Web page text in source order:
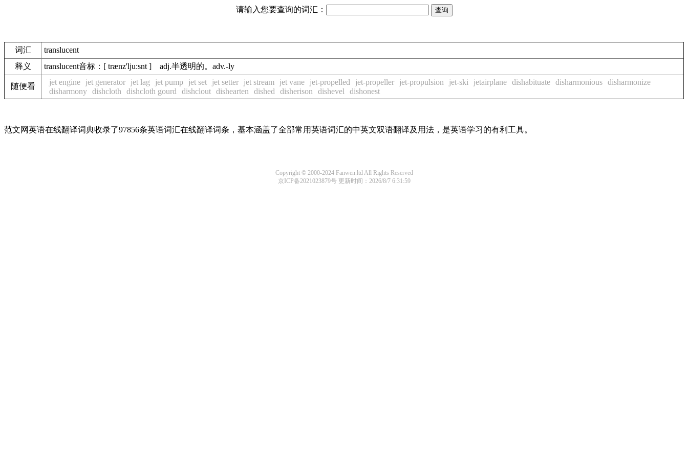
请输入您要查询的词汇：
词汇
translucent
释义
translucent音标：[ trænz'lju:snt ] adj.半透明的。adv.-ly
随便看 jet engine jet generator jet lag jet pump jet set jet setter jet stream jet vane jet-propelled jet-propeller jet-propulsion jet-ski jetairplane dishabituate disharmonious disharmonize
disharmony dishcloth dishcloth gourd dishclout dishearten dished disherison dishevel dishonest
范文网英语在线翻译词典收录了97856条英语词汇在线翻译词条，基本涵盖了全部常用英语词汇的中英文双语翻译及用法，是英语学习的有利工具。
Copyright © 2000-2024 Fanwen.ltd All Rights Reserved
京ICP备2021023879号更新时间：2026/8/7 6:31:59